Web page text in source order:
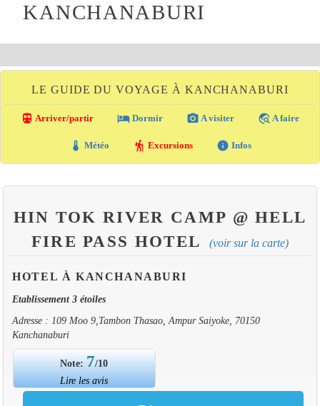
KANCHANABURI
LE GUIDE DU VOYAGE À KANCHANABURI
directions_transit Arriver/partir local_hotel Dormir photo_camera A visiter travel_explore A faire
thermostat Météo hiking Excursions info Infos
HIN TOK RIVER CAMP @ HELL
FIRE PASS HOTEL
(voir sur la carte)
HOTEL À KANCHANABURI
Etablissement 3 étoiles
Adresse : 109 Moo 9,Tambon Thasao, Ampur Saiyoke, 70150
Kanchanaburi
Note: 7/10
Lire les avis